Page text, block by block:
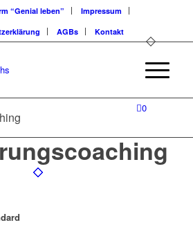
“Genial leben”
Impressum
AGBs Kontakt
0